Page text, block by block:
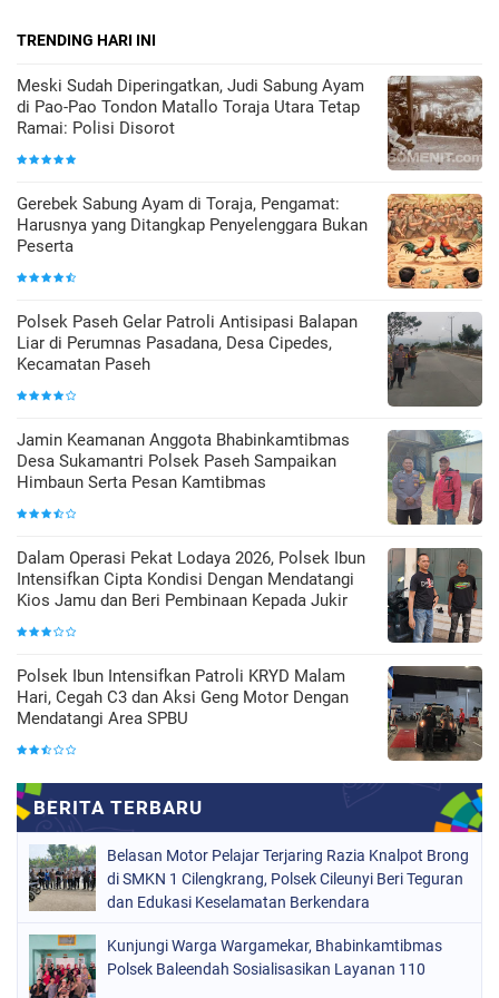
TRENDING HARI INI
Meski Sudah Diperingatkan, Judi Sabung Ayam
di Pao-Pao Tondon Matallo Toraja Utara Tetap
Ramai: Polisi Disorot
Gerebek Sabung Ayam di Toraja, Pengamat:
Harusnya yang Ditangkap Penyelenggara Bukan
Peserta
Polsek Paseh Gelar Patroli Antisipasi Balapan
Liar di Perumnas Pasadana, Desa Cipedes,
Kecamatan Paseh
Jamin Keamanan Anggota Bhabinkamtibmas
Desa Sukamantri Polsek Paseh Sampaikan
Himbaun Serta Pesan Kamtibmas
Dalam Operasi Pekat Lodaya 2026, Polsek Ibun
Intensifkan Cipta Kondisi Dengan Mendatangi
Kios Jamu dan Beri Pembinaan Kepada Jukir
Polsek Ibun Intensifkan Patroli KRYD Malam
Hari, Cegah C3 dan Aksi Geng Motor Dengan
Mendatangi Area SPBU
Belasan Motor Pelajar Terjaring Razia Knalpot Brong
di SMKN 1 Cilengkrang, Polsek Cileunyi Beri Teguran
dan Edukasi Keselamatan Berkendara
Kunjungi Warga Wargamekar, Bhabinkamtibmas
Polsek Baleendah Sosialisasikan Layanan 110